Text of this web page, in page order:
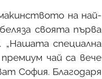
на най-
своята първа
специална
чай са вече
София. Благодаря